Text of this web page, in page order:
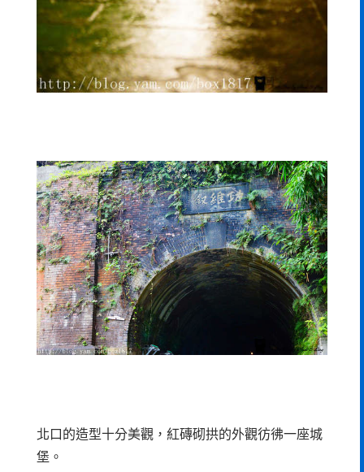
北口的造型十分美觀，紅磚砌拱的外觀彷彿一座城
堡。